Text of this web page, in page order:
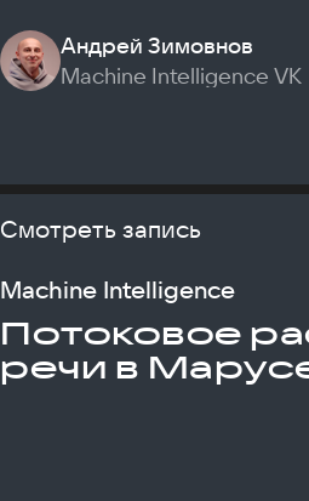
Андрей Зимовнов
Machine Intelligence VK
Смотреть запись
Machine Intelligence
Потоковое
речи в